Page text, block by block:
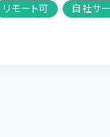
リモート可 自社サ